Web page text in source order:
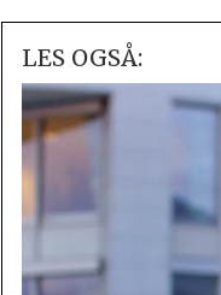
LES OGSÅ: